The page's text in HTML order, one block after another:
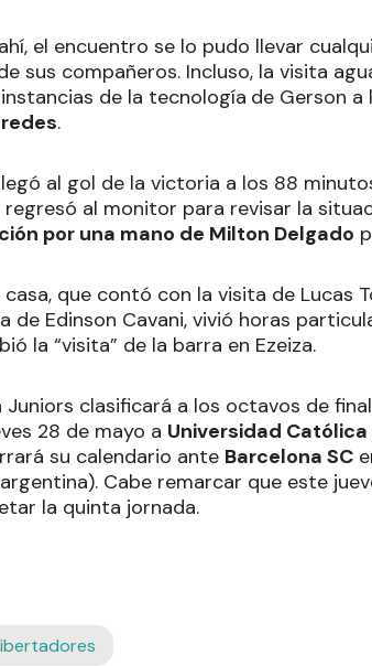
el encuentro se lo pudo llevar
sus compañeros. Incluso, la visita
de la tecnología de Gerson a
.
al gol de la victoria a los 88
regresó al monitor para revisar la
por una mano de Milton Delgado
casa, que contó con la visita de Lucas
de Edinson Cavani, vivió horas
la “visita” de la barra en Ezeiza.
Juniors clasificará a los octavos de
28 de mayo a Universidad Católica
su calendario ante Barcelona SC
Cabe remarcar que este
la quinta jornada.